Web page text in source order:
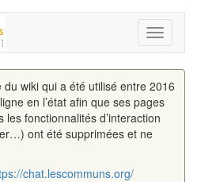
Toggle
wiki qui a été utilisé entre 2016
en l’état afin que ses pages
fonctionnalités d’interaction
ont été supprimées et ne
chat.lescommuns.org/